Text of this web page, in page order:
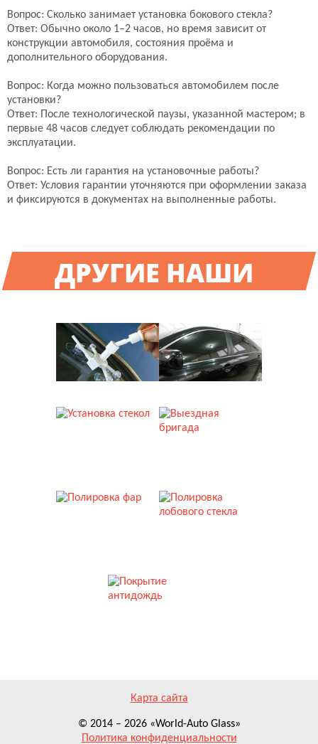
Подробнее
Подробнее
Боковое стекло
FYG
5475 руб.
Подробнее
5384 руб.
Подробнее
Боковое стекло
8569RGNS4FD
Боковое стекло
8569RCCS4FDDW
FYG
5566 руб.
Подробнее
Вопрос: Сколько занимает установка бокового стекла?
Ответ: Обычно около 1–2 часов, но время зависит от
конструкции автомобиля, состояния проёма и
дополнительного оборудования.
Вопрос: Когда можно пользоваться автомобилем после
установки?
Ответ: После технологической паузы, указанной мастером; в
первые 48 часов следует соблюдать рекомендации по
эксплуатации.
Вопрос: Есть ли гарантия на установочные работы?
Ответ: Условия гарантии уточняются при оформлении заказа
и фиксируются в документах на выполненные работы.
ДРУГИЕ НАШИ
Карта сайта
© 2014 – 2026 «World-Auto Glass»
Политика конфиденциальности